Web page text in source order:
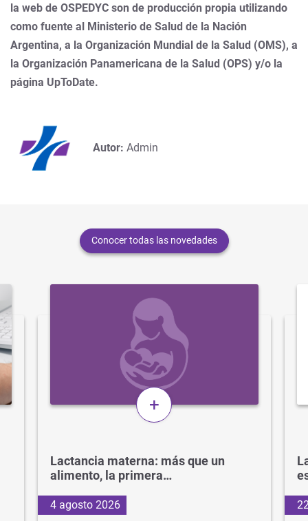
la web de OSPEDYC son de producción propia utilizando
como fuente al Ministerio de Salud de la Nación
Argentina, a la Organización Mundial de la Salud (OMS), a
la Organización Panamericana de la Salud (OPS) y/o la
página UpToDate.
Autor: Admin
Conocer todas las novedades
+
Lactancia materna: más que un
alimento, la primera…
4 agosto 2026